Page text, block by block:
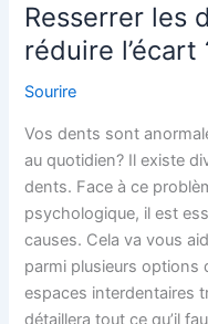
Resserrer les
réduire l’écart
Sourire
Vos dents sont
au quotidien? Il existe
dents. Face à ce
psychologique, il est
causes. Cela va vous
parmi plusieurs options
espaces interdentaires
détaillera tout ce qu’il
Resserrer
les
dents
:
réduire
l’écart
?